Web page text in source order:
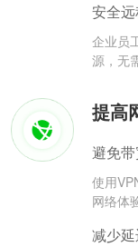
安全
企业员
源，无
提高
避免
使用
网络体
减少延